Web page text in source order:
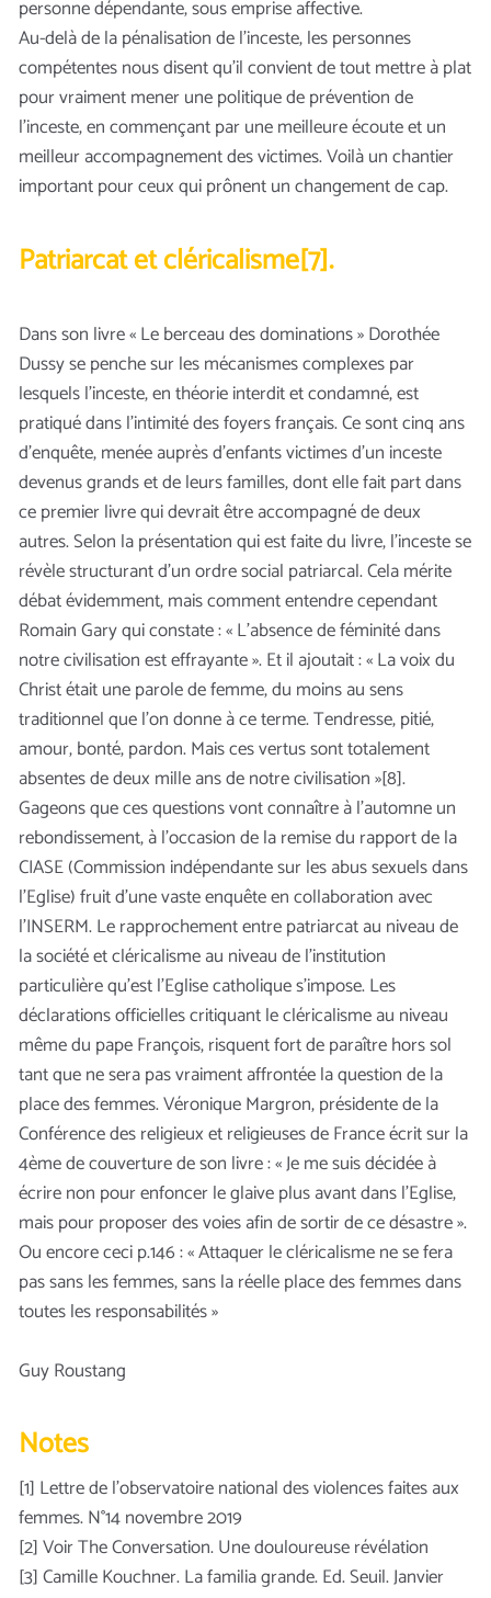
personne dépendante, sous emprise affective.
Au-delà de la pénalisation de l’inceste, les personnes
compétentes nous disent qu’il convient de tout mettre à plat
pour vraiment mener une politique de prévention de
l’inceste, en commençant par une meilleure écoute et un
meilleur accompagnement des victimes. Voilà un chantier
important pour ceux qui prônent un changement de cap.
Patriarcat et cléricalisme[7].
Dans son livre « Le berceau des dominations » Dorothée
Dussy se penche sur les mécanismes complexes par
lesquels l’inceste, en théorie interdit et condamné, est
pratiqué dans l’intimité des foyers français. Ce sont cinq ans
d’enquête, menée auprès d’enfants victimes d’un inceste
devenus grands et de leurs familles, dont elle fait part dans
ce premier livre qui devrait être accompagné de deux
autres. Selon la présentation qui est faite du livre, l’inceste se
révèle structurant d’un ordre social patriarcal. Cela mérite
débat évidemment, mais comment entendre cependant
Romain Gary qui constate : « L’absence de féminité dans
notre civilisation est effrayante ». Et il ajoutait : « La voix du
Christ était une parole de femme, du moins au sens
traditionnel que l'on donne à ce terme. Tendresse, pitié,
amour, bonté, pardon. Mais ces vertus sont totalement
absentes de deux mille ans de notre civilisation »[8].
Gageons que ces questions vont connaître à l’automne un
rebondissement, à l’occasion de la remise du rapport de la
CIASE (Commission indépendante sur les abus sexuels dans
l’Eglise) fruit d’une vaste enquête en collaboration avec
l’INSERM. Le rapprochement entre patriarcat au niveau de
la société et cléricalisme au niveau de l’institution
particulière qu’est l’Eglise catholique s’impose. Les
déclarations officielles critiquant le cléricalisme au niveau
même du pape François, risquent fort de paraître hors sol
tant que ne sera pas vraiment affrontée la question de la
place des femmes. Véronique Margron, présidente de la
Conférence des religieux et religieuses de France écrit sur la
4ème de couverture de son livre : « Je me suis décidée à
écrire non pour enfoncer le glaive plus avant dans l’Eglise,
mais pour proposer des voies afin de sortir de ce désastre ».
Ou encore ceci p.146 : « Attaquer le cléricalisme ne se fera
pas sans les femmes, sans la réelle place des femmes dans
toutes les responsabilités »
Guy Roustang
Notes
[1] Lettre de l’observatoire national des violences faites aux
femmes. N°14 novembre 2019
[2] Voir The Conversation. Une douloureuse révélation
[3] Camille Kouchner. La familia grande. Ed. Seuil. Janvier